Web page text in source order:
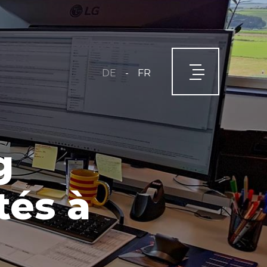
DE - FR
à